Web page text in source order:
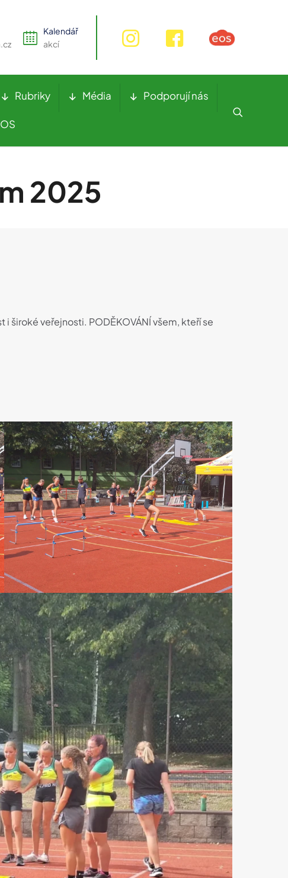
Kalendář
akcí
Rubriky Média Podporují nás
2025
široké veřejnosti. PODĚKOVÁNÍ všem, kteří se